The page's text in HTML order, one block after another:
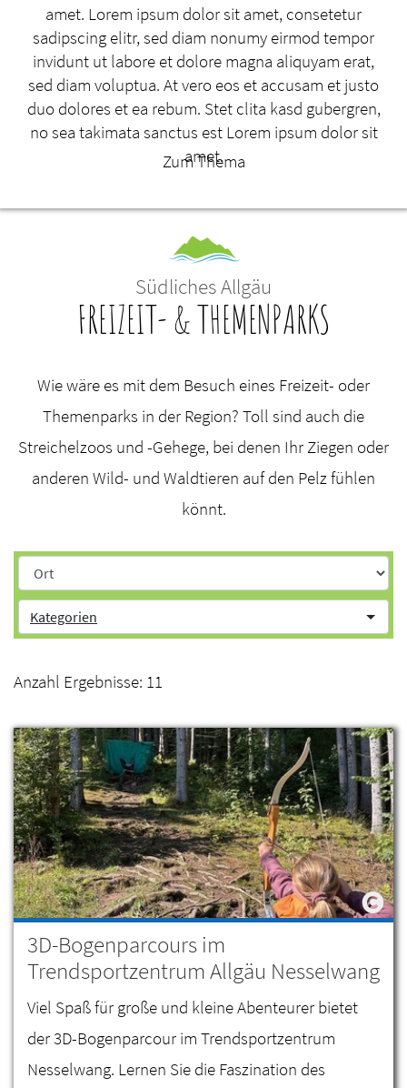
amet. Lorem ipsum dolor sit amet, consetetur
sadipscing elitr, sed diam nonumy eirmod tempor
invidunt ut labore et dolore magna aliquyam erat,
sed diam voluptua. At vero eos et accusam et justo
duo dolores et ea rebum. Stet clita kasd gubergren,
no sea takimata sanctus est Lorem ipsum dolor sit
amet.
Zum Thema
Südliches Allgäu
FREIZEIT- & THEMENPARKS
Wie wäre es mit dem Besuch eines Freizeit- oder
Themenparks in der Region? Toll sind auch die
Streichelzoos und -Gehege, bei denen Ihr Ziegen oder
anderen Wild- und Waldtieren auf den Pelz fühlen
könnt.
Kategorien
Anzahl Ergebnisse: 11
3D-Bogenparcours im
Trendsportzentrum Allgäu Nesselwang
Viel Spaß für große und kleine Abenteurer bietet
der 3D-Bogenparcour im Trendsportzentrum
Nesselwang. Lernen Sie die Faszination des